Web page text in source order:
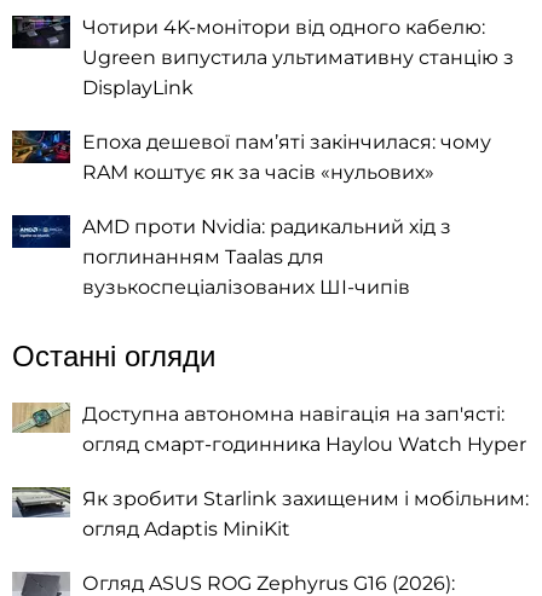
Чотири 4K-монітори від одного кабелю:
Ugreen випустила ультимативну станцію з
DisplayLink
Епоха дешевої пам’яті закінчилася: чому
RAM коштує як за часів «нульових»
AMD проти Nvidia: радикальний хід з
поглинанням Taalas для
вузькоспеціалізованих ШІ-чипів
Останні огляди
Доступна автономна навігація на зап'ясті:
огляд смарт-годинника Haylou Watch Hyper
Як зробити Starlink захищеним і мобільним:
огляд Adaptis MiniKit
Огляд ASUS ROG Zephyrus G16 (2026):